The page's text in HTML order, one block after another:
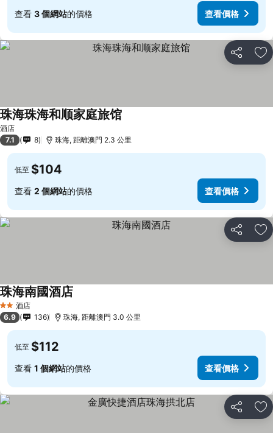
查看 3 個網站的價格 查看價格
分享 放
酒店
珠海珠海和顺家庭旅馆
7.1 8 珠海, 距離澳門 2.3 公里
低至 $104
查看 2 個網站的價格 查看價格
分享 放
2 星級酒店
珠海南國酒店
6.9 136 珠海, 距離澳門 3.0 公里
低至 $112
查看 1 個網站的價格 查看價格
分享 放